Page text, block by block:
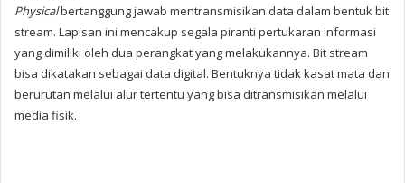
Physicalbertanggung jawab mentransmisikan data dalam bentuk bit
stream. Lapisan ini mencakup segala piranti pertukaran informasi
yang dimiliki oleh dua perangkat yang melakukannya. Bit stream
bisa dikatakan sebagai data digital. Bentuknya tidak kasat mata dan
berurutan melalui alur tertentu yang bisa ditransmisikan melalui
media fisik.